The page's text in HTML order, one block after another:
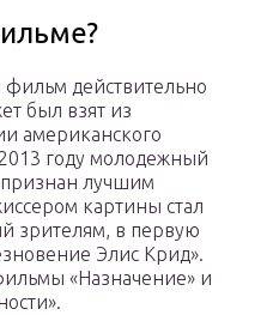
фильм действительно
был взят из
американского
году молодежный
лучшим
картины стал
зрителям, в первую
Элис Крид».
«Назначение» и